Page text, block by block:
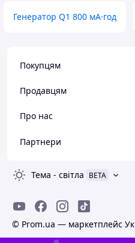
Генератор Q1 800 мА·год
Покупцям
Продавцям
Про нас
Партнери
Тема - світла BETA
© Prom.ua — маркетплейс